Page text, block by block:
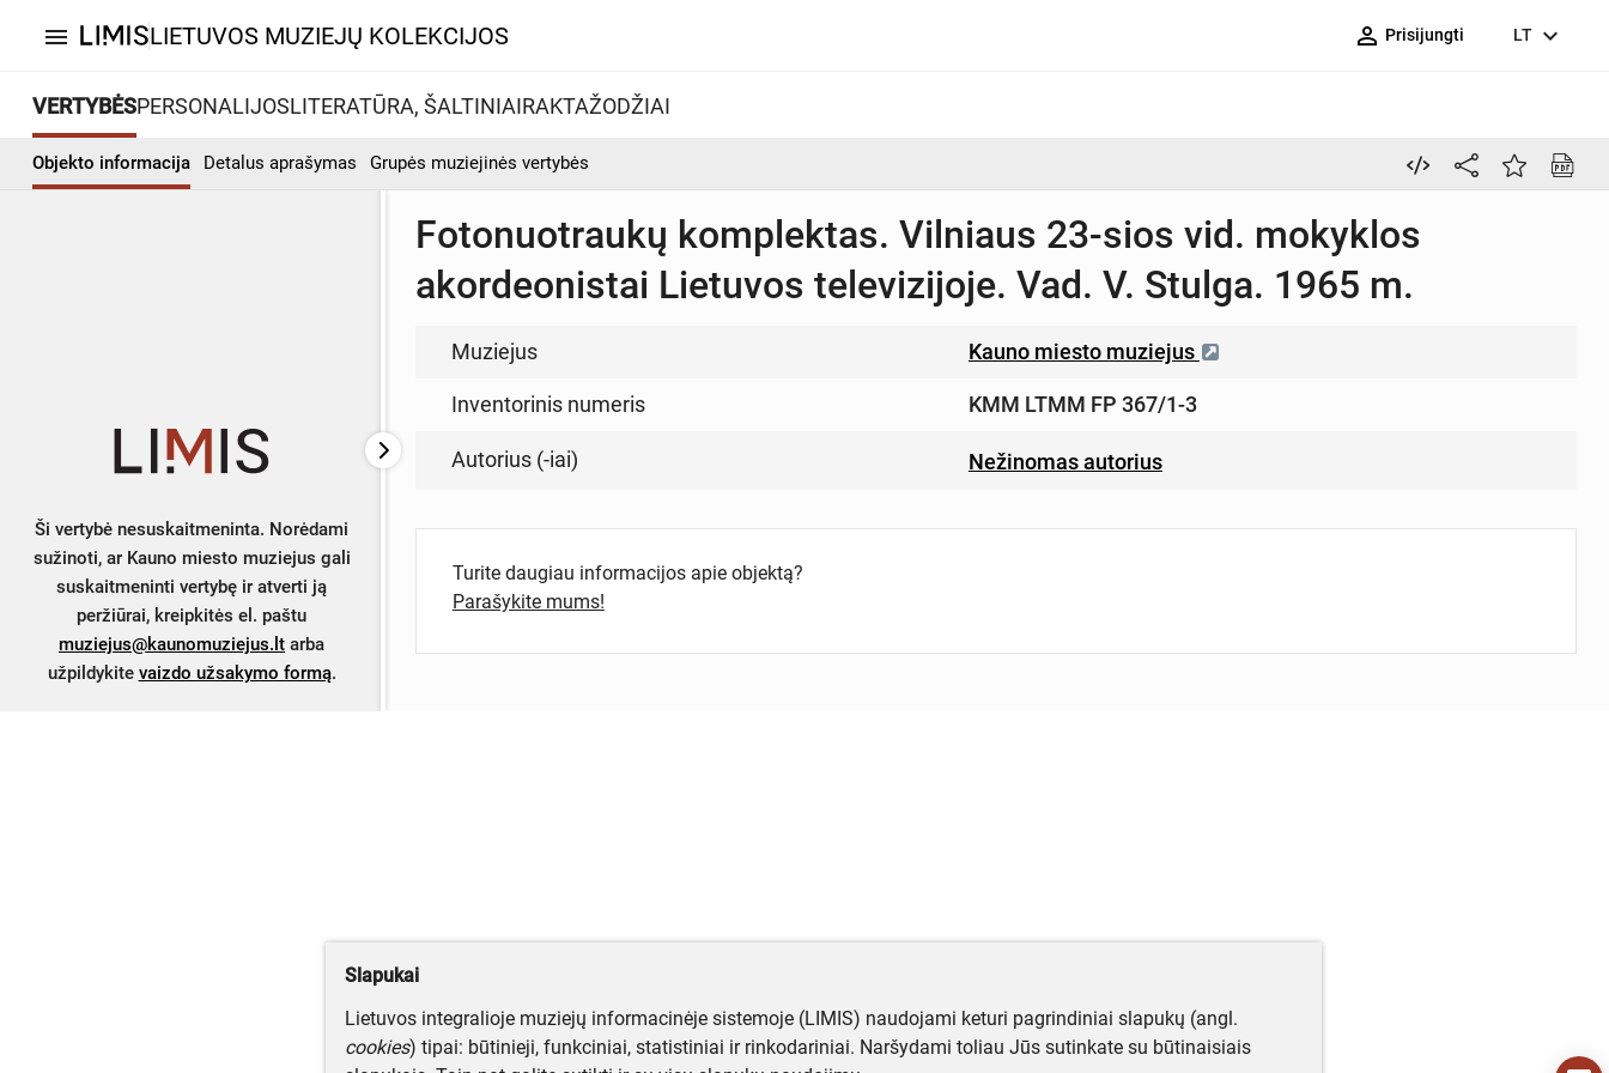
menu LIETUVOS MUZIEJŲ KOLEKCIJOS person_outline Prisijungti LT expand_more
VERTYBĖSPERSONALIJOSLITERATŪRA, ŠALTINIAIRAKTAŽODŽIAI
Objekto informacija Detalus aprašymas Grupės muziejinės vertybės
Ši vertybė nesuskaitmeninta. Norėdami
sužinoti, ar Kauno miesto muziejus gali
suskaitmeninti vertybę ir atverti ją
peržiūrai, kreipkitės el. paštu
muziejus@kaunomuziejus.lt arba
užpildykite vaizdo užsakymo formą.
Fotonuotraukų komplektas. Vilniaus 23-sios vid. mokyklos
akordeonistai Lietuvos televizijoje. Vad. V. Stulga. 1965 m.
Muziejus Kauno miesto muziejus
Inventorinis numeris KMM LTMM FP 367/1-3
Autorius (-iai) Nežinomas autorius
Turite daugiau informacijos apie objektą?
Parašykite mums!
Slapukai
Lietuvos integralioje muziejų informacinėje sistemoje (LIMIS) naudojami keturi pagrindiniai slapukų (angl.
cookies) tipai: būtinieji, funkciniai, statistiniai ir rinkodariniai. Naršydami toliau Jūs sutinkate su būtinaisiais